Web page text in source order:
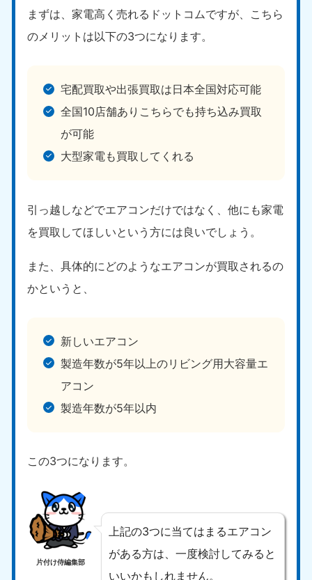
まずは、家電高く売れるドットコムですが、こちら
のメリットは以下の3つになります。
宅配買取や出張買取は日本全国対応可能
全国10店舗ありこちらでも持ち込み買取
が可能
大型家電も買取してくれる
引っ越しなどでエアコンだけではなく、他にも家電
を買取してほしいという方には良いでしょう。
また、具体的にどのようなエアコンが買取されるの
かというと、
新しいエアコン
製造年数が5年以上のリビング用大容量エ
アコン
製造年数が5年以内
この3つになります。
片付け侍編集部
上記の3つに当てはまるエアコン
がある方は、一度検討してみると
いいかもしれません。